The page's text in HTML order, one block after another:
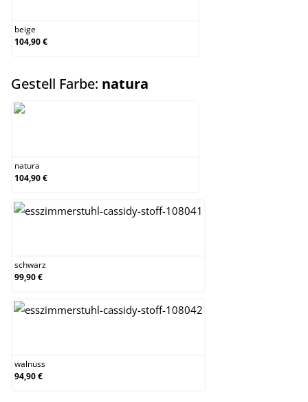
beige
104,90 €
Gestell Farbe: natura
natura
104,90 €
schwarz
99,90 €
walnuss
94,90 €